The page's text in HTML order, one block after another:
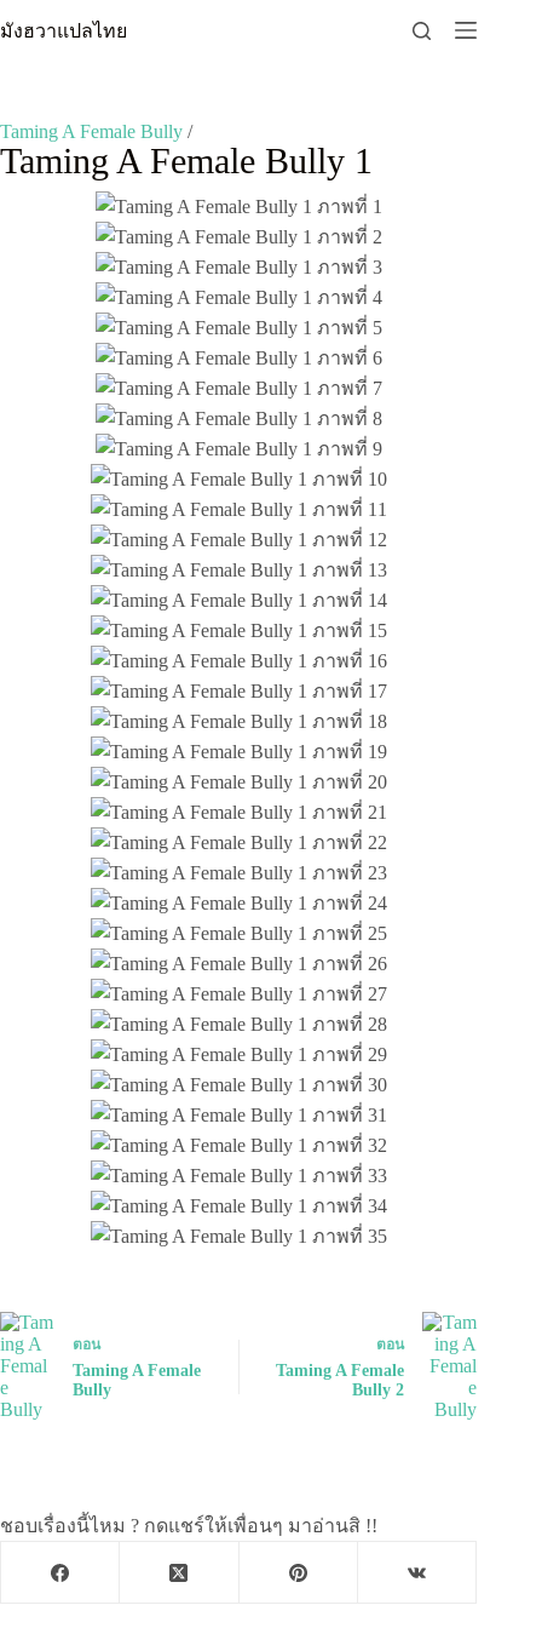
to
มังฮวาแปลไทย
Taming A Female Bully /
Taming A Female Bully 1
ตอน
Taming A Female
Bully
ตอน
Taming A Female
Bully 2
ชอบเรื่องนี้ไหม ? กดแชร์ให้เพื่อนๆ มาอ่านสิ !!